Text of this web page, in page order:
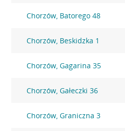
Chorzów, Batorego 48
Chorzów, Beskidzka 1
Chorzów, Gagarina 35
Chorzów, Gałeczki 36
Chorzów, Graniczna 3